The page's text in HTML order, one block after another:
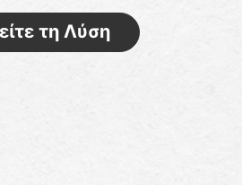
τη Λύση